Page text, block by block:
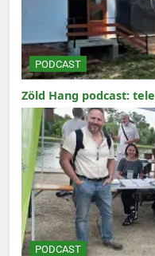
PODCAST
Zöld Hang podcast:
PODCAST